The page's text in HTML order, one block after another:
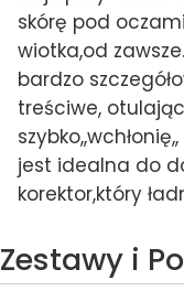
skórę pod
wiotka,od
bardzo
treściwe,
jest idealna do
korektor,który
Zestawy i